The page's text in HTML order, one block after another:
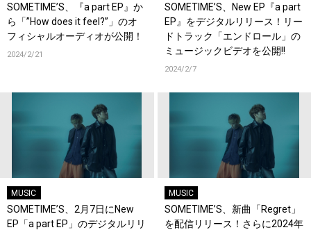
SOMETIME’S、『a part EP』か
ら「”How does it feel?”」のオ
フィシャルオーディオが公開！
2024/2/21
SOMETIME’S、New EP『a part
EP』をデジタルリリース！リー
ドトラック「エンドロール」の
ミュージックビデオを公開!!
2024/2/7
MUSIC
SOMETIME’S、2月7日にNew
EP「a part EP」のデジタルリリ
MUSIC
SOMETIME’S、新曲「Regret」
を配信リリース！さらに2024年